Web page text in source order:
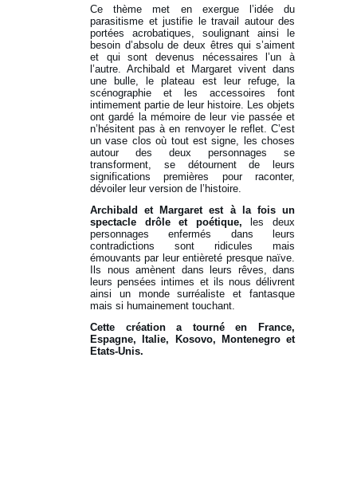
Ce thème met en exergue l’idée du
parasitisme et justifie le travail autour des
portées acrobatiques, soulignant ainsi le
besoin d’absolu de deux êtres qui s’aiment
et qui sont devenus nécessaires l’un à
l’autre. Archibald et Margaret vivent dans
une bulle, le plateau est leur refuge, la
scénographie et les accessoires font
intimement partie de leur histoire. Les objets
ont gardé la mémoire de leur vie passée et
n’hésitent pas à en renvoyer le reflet. C’est
un vase clos où tout est signe, les choses
autour des deux personnages se
transforment, se détournent de leurs
significations premières pour raconter,
dévoiler leur version de l’histoire.
Archibald et Margaret est à la fois un
spectacle drôle et poétique, les deux
personnages enfermés dans leurs
contradictions sont ridicules mais
émouvants par leur entièreté presque naïve.
Ils nous amènent dans leurs rêves, dans
leurs pensées intimes et ils nous délivrent
ainsi un monde surréaliste et fantasque
mais si humainement touchant.
Cette création a tourné en France,
Espagne, Italie, Kosovo, Montenegro et
Etats-Unis.